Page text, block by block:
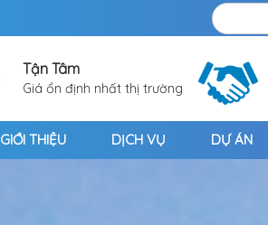
Tận Tâm
Giá ổn định nhất thị trường
GIỚI THIỆU DỊCH VỤ DỰ ÁN